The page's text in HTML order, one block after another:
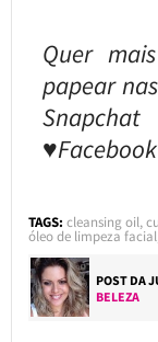
Quer
papear
TAGS: cleansing oil,
óleo de limpeza facial
POST DA
BELEZA